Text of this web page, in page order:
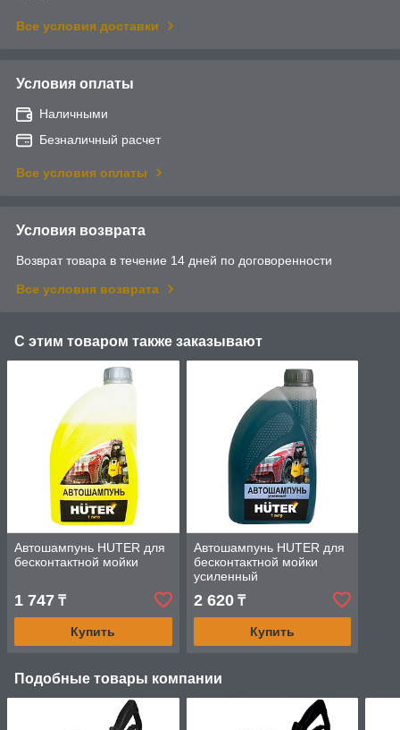
Все условия доставки
Условия оплаты
Наличными
Безналичный расчет
Все условия оплаты
Условия возврата
Возврат товара в течение 14 дней по договоренности
Все условия возврата
С этим товаром также заказывают
Автошампунь HUTER для
бесконтактной мойки
1 747 ₸
Купить
Автошампунь HUTER для
бесконтактной мойки
усиленный
2 620₸
Купить
Подобные товары компании